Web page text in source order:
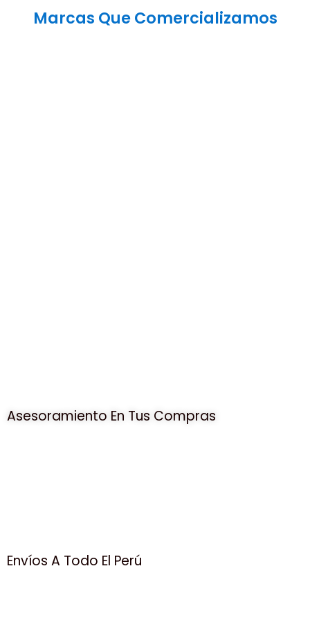
Marcas Que Comercializamos
Asesoramiento En Tus Compras
Envíos A Todo El Perú